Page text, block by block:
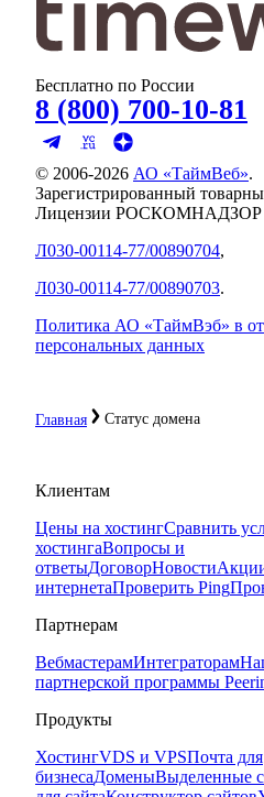
Главная Статус домена
Бесплатно по России
8 (800) 700-10-81
© 2006-2026 АО «ТаймВеб».
Зарегистрированный
Лицензии РОСКОМНАДЗОР
Л030-00114-77/00890704,
Л030-00114-77/00890703.
Политика АО «ТаймВэб» в
персональных данных
Клиентам
Цены на хостингСравнить
хостингаВопросы и
ответыДоговорНовости
интернетаПроверить Ping
Партнерам
ВебмастерамИнтеграторам
партнерской программы
Продукты
ХостингVDS и VPSПочта для
бизнесаДоменыВыделенные